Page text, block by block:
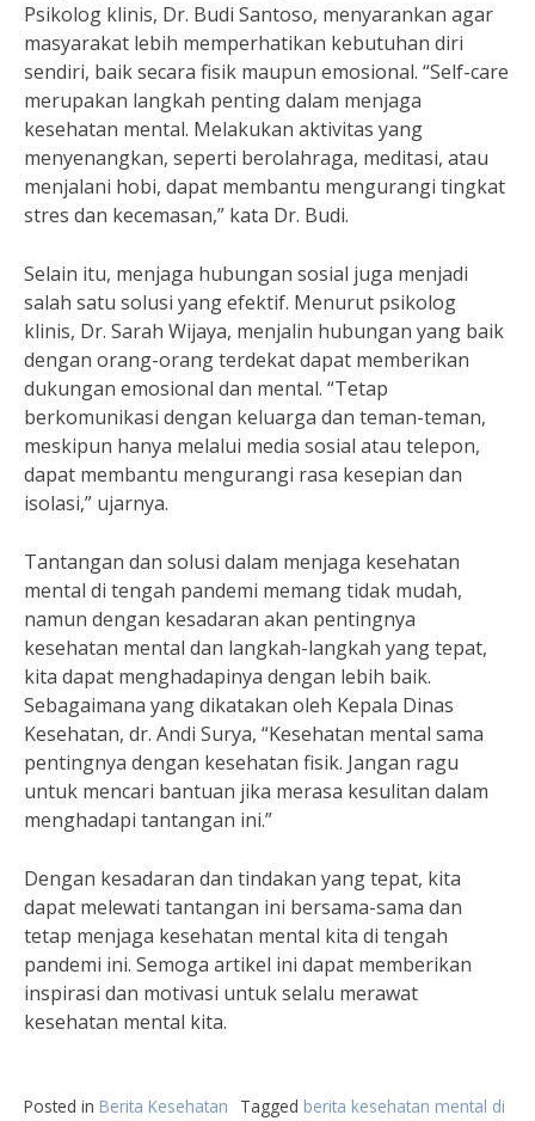
Psikolog klinis, Dr. Budi Santoso, menyarankan agar
masyarakat lebih memperhatikan kebutuhan diri
sendiri, baik secara fisik maupun emosional. “Self-care
merupakan langkah penting dalam menjaga
kesehatan mental. Melakukan aktivitas yang
menyenangkan, seperti berolahraga, meditasi, atau
menjalani hobi, dapat membantu mengurangi tingkat
stres dan kecemasan,” kata Dr. Budi.
Selain itu, menjaga hubungan sosial juga menjadi
salah satu solusi yang efektif. Menurut psikolog
klinis, Dr. Sarah Wijaya, menjalin hubungan yang baik
dengan orang-orang terdekat dapat memberikan
dukungan emosional dan mental. “Tetap
berkomunikasi dengan keluarga dan teman-teman,
meskipun hanya melalui media sosial atau telepon,
dapat membantu mengurangi rasa kesepian dan
isolasi,” ujarnya.
Tantangan dan solusi dalam menjaga kesehatan
mental di tengah pandemi memang tidak mudah,
namun dengan kesadaran akan pentingnya
kesehatan mental dan langkah-langkah yang tepat,
kita dapat menghadapinya dengan lebih baik.
Sebagaimana yang dikatakan oleh Kepala Dinas
Kesehatan, dr. Andi Surya, “Kesehatan mental sama
pentingnya dengan kesehatan fisik. Jangan ragu
untuk mencari bantuan jika merasa kesulitan dalam
menghadapi tantangan ini.”
Dengan kesadaran dan tindakan yang tepat, kita
dapat melewati tantangan ini bersama-sama dan
tetap menjaga kesehatan mental kita di tengah
pandemi ini. Semoga artikel ini dapat memberikan
inspirasi dan motivasi untuk selalu merawat
kesehatan mental kita.
Posted in Berita Kesehatan Tagged berita kesehatan mental di